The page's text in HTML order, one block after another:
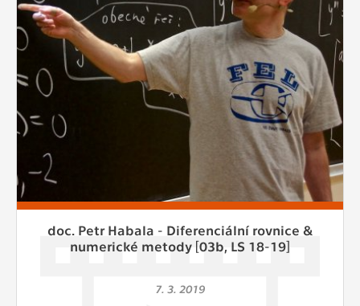
doc. Petr Habala - Diferenciální rovnice &
numerické metody [03b, LS 18-19]
7. 3. 2019